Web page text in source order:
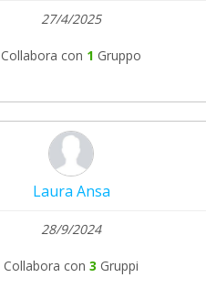
27/4/2025
Collabora con 1 Gruppo
Laura Ansa
28/9/2024
Collabora con 3 Gruppi